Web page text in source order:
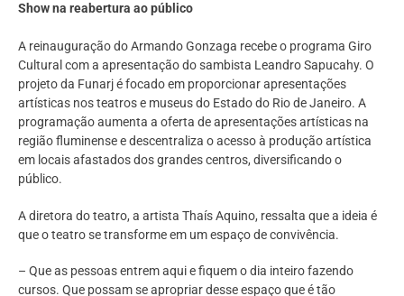
Show na reabertura ao público
A reinauguração do Armando Gonzaga recebe o programa Giro
Cultural com a apresentação do sambista Leandro Sapucahy. O
projeto da Funarj é focado em proporcionar apresentações
artísticas nos teatros e museus do Estado do Rio de Janeiro. A
programação aumenta a oferta de apresentações artísticas na
região fluminense e descentraliza o acesso à produção artística
em locais afastados dos grandes centros, diversificando o
público.
A diretora do teatro, a artista Thaís Aquino, ressalta que a ideia é
que o teatro se transforme em um espaço de convivência.
– Que as pessoas entrem aqui e fiquem o dia inteiro fazendo
cursos. Que possam se apropriar desse espaço que é tão